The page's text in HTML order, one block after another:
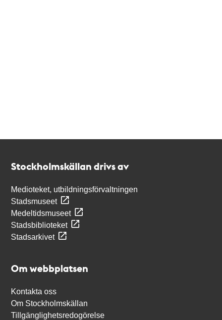
Stockholmskällan drivs av
Medioteket, utbildningsförvaltningen
Stadsmuseet
Medeltidsmuseet
Stadsbiblioteket
Stadsarkivet
Om webbplatsen
Kontakta oss
Om Stockholmskällan
Tillgänglighetsredogörelse